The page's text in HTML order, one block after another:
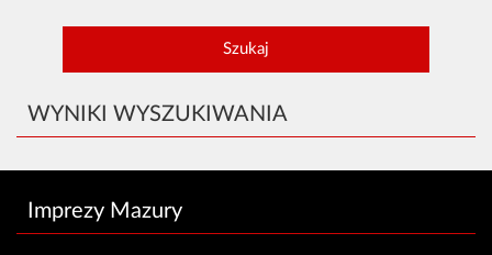
WYNIKI WYSZUKIWANIA
Imprezy Mazury